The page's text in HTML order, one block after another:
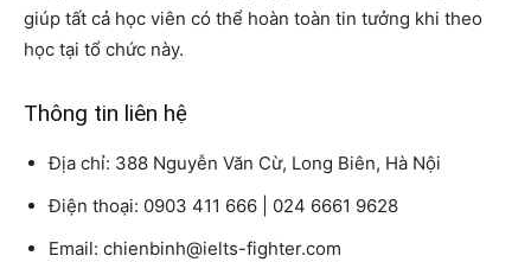
giúp tất cả học viên có thể hoàn toàn tin tưởng khi theo
học tại tổ chức này.
Thông tin liên hệ
Địa chỉ: 388 Nguyễn Văn Cừ, Long Biên, Hà Nội
Điện thoại: 0903 411 666 | 024 6661 9628
Email: chienbinh@ielts-fighter.com